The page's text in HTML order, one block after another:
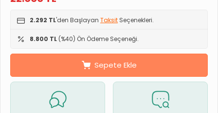
2.292 TL'den Başlayan Taksit Seçenekleri.
8.800 TL (%40) Ön Ödeme Seçeneği.
Sepete Ekle